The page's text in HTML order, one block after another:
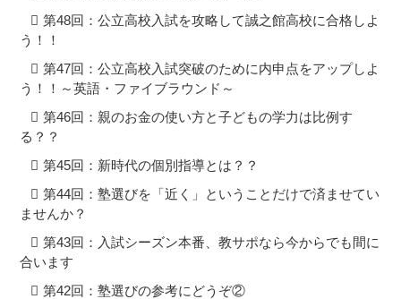
第48回：公立高校入試を攻略して誠之館高校に合格しよ
う！！
第47回：公立高校入試突破のために内申点をアップしよ
う！！～英語・ファイブラウンド～
第46回：親のお金の使い方と子どもの学力は比例す
る？？
第45回：新時代の個別指導とは？？
第44回：塾選びを「近く」ということだけで済ませてい
ませんか？
第43回：入試シーズン本番、教サポなら今からでも間に
合います
第42回：塾選びの参考にどうぞ②